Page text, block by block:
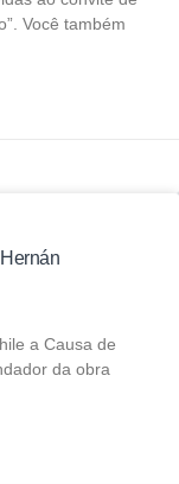
Você também
a Causa de
da obra